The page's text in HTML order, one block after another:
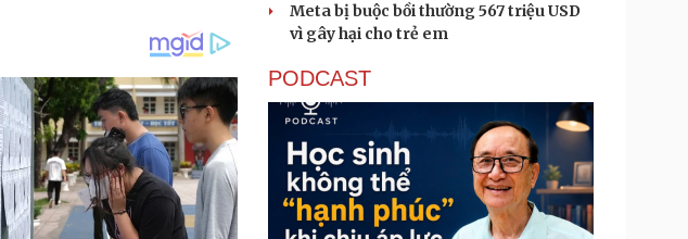
Meta bị buộc bồi thường 567 triệu USD
vì gây hại cho trẻ em
PODCAST